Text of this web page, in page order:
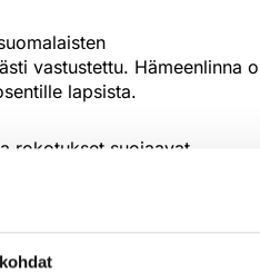
vastustettu. Hämeenlinna
lapsista.
rokotukset suojaavat.
usein tiedä näistä
olla niin harvinaisia,
viivästyä.